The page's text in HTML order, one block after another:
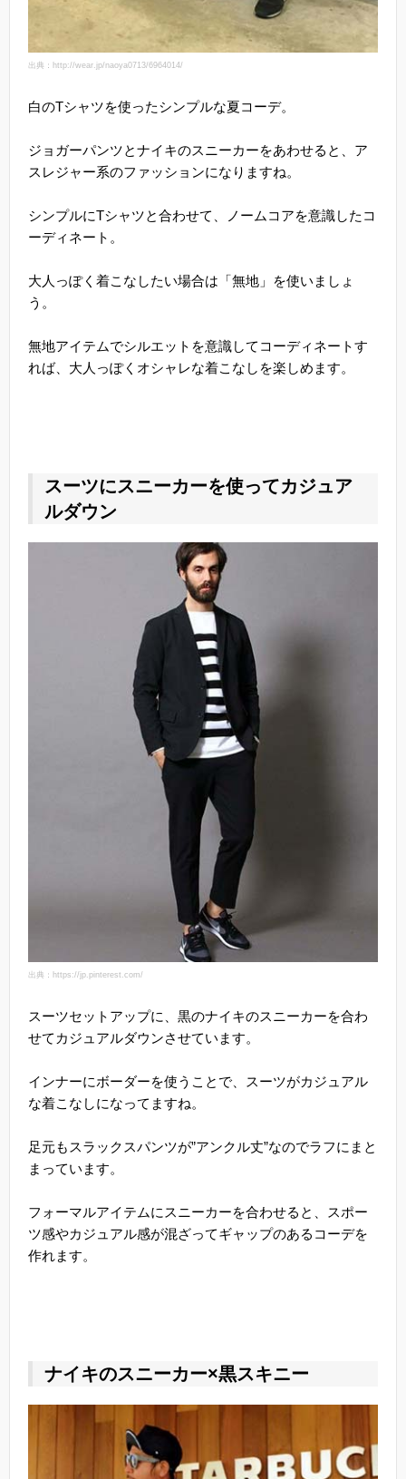
出典：http://wear.jp/naoya0713/6964014/
白のTシャツを使ったシンプルな夏コーデ。
ジョガーパンツとナイキのスニーカーをあわせると、ア
スレジャー系のファッションになりますね。
シンプルにTシャツと合わせて、ノームコアを意識したコ
ーディネート。
大人っぽく着こなしたい場合は「無地」を使いましょ
う。
無地アイテムでシルエットを意識してコーディネートす
れば、大人っぽくオシャレな着こなしを楽しめます。
スーツにスニーカーを使ってカジュア
ルダウン
出典：https://jp.pinterest.com/
スーツセットアップに、黒のナイキのスニーカーを合わ
せてカジュアルダウンさせています。
インナーにボーダーを使うことで、スーツがカジュアル
な着こなしになってますね。
足元もスラックスパンツが”アンクル丈”なのでラフにまと
まっています。
フォーマルアイテムにスニーカーを合わせると、スポー
ツ感やカジュアル感が混ざってギャップのあるコーデを
作れます。
ナイキのスニーカー×黒スキニー